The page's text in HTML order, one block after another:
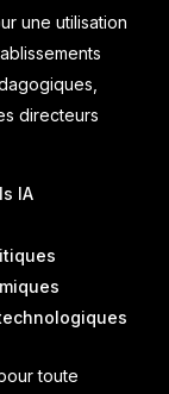
une utilisation
directeurs
IA
toute